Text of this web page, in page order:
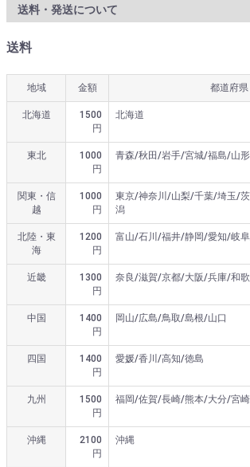
送料・発送について
送料
地域 金額 都道府県
北海道
1500
円
北海道
東北
1000
円
青森/秋田/岩手/宮城/福島/山形
関東・信
越
1000
円
東京/神奈川/山梨/千葉/埼玉/
潟
北陸・東
海
1200
円
富山/石川/福井/静岡/愛知/岐
近畿
1300
円
奈良/滋賀/京都/大阪/兵庫/和
中国
1400
円
岡山/広島/鳥取/島根/山口
四国
1400
円
愛媛/香川/高知/徳島
九州
1500
円
福岡/佐賀/長崎/熊本/大分/宮
沖縄
2100
円
沖縄